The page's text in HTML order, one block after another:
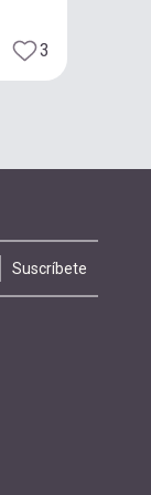
3
Suscríbete